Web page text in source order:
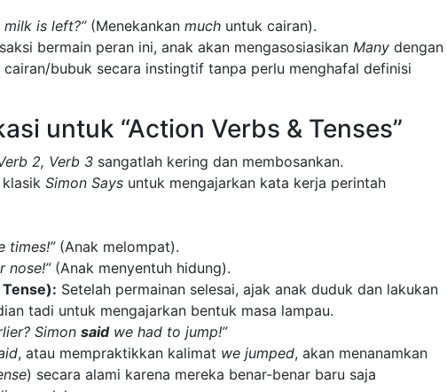
milk is left?”(Menekankan much untuk cairan).
bermain peran ini, anak akan mengasosiasikan Many dengan
cairan/bubuk secara instingtif tanpa perlu menghafal definisi
untuk “Action Verbs & Tenses”
2, Verb 3 sangatlah kering dan membosankan.
Simon Says untuk mengajarkan kata kerja perintah
times!”(Anak melompat).
nose!”(Anak menyentuh hidung).
Setelah permainan selesai, ajak anak duduk dan lakukan
tadi untuk mengajarkan bentuk masa lampau.
Simon saidwe had to jump!”
, atau mempraktikkan kalimat we jumped, akan menanamkan
) secara alami karena mereka benar-benar baru saja